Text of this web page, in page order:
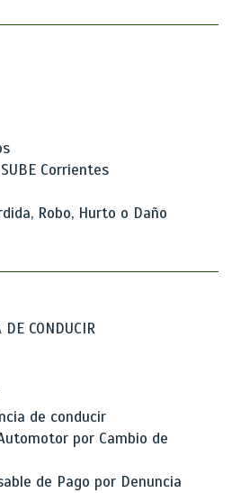
Corrientes
Robo, Hurto o Daño
DE CONDUCIR
de conducir
por Cambio de
de Pago por Denuncia